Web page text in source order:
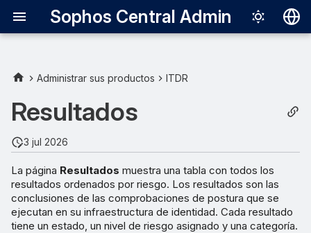
Sophos Central Admin
Italiano
日本語
한국어
Português
resultados
Categoría de los resultados
Clasificar los resultados
Administrar sus productos ITDR
Resultados
3 jul 2026
La página Resultados muestra una tabla con todos los
resultados ordenados por riesgo. Los resultados son las
conclusiones de las comprobaciones de postura que se
ejecutan en su infraestructura de identidad. Cada resultado
tiene un estado, un nivel de riesgo asignado y una categoría.